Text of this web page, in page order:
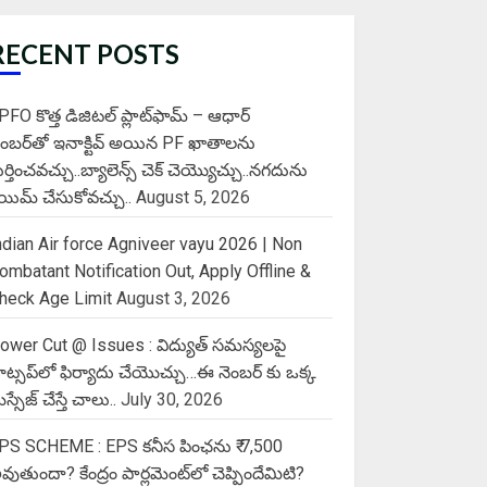
POSTS
కొత్త డిజిటల్ ప్లాట్‌ఫామ్‌ – ఆధార్
ఇనాక్టివ్ అయిన PF ఖాతాలను
చెక్ చెయ్యొచ్చు..నగదును
చేసుకోవచ్చు.. August 5, 2026
Air force Agniveer vayu 2026 | Non
Notification Out, Apply Offline &
Age Limit August 3, 2026
Cut @ Issues : విద్యుత్ సమస్యలపై
ఫిర్యాదు చేయొచ్చు…ఈ నెంబర్ కు ఒక్క
చేస్తే చాలు.. July 30, 2026
SCHEME : EPS కనీస పింఛను ₹ 7,500
కేంద్రం పార్లమెంట్‌లో చెప్పిందేమిటి?